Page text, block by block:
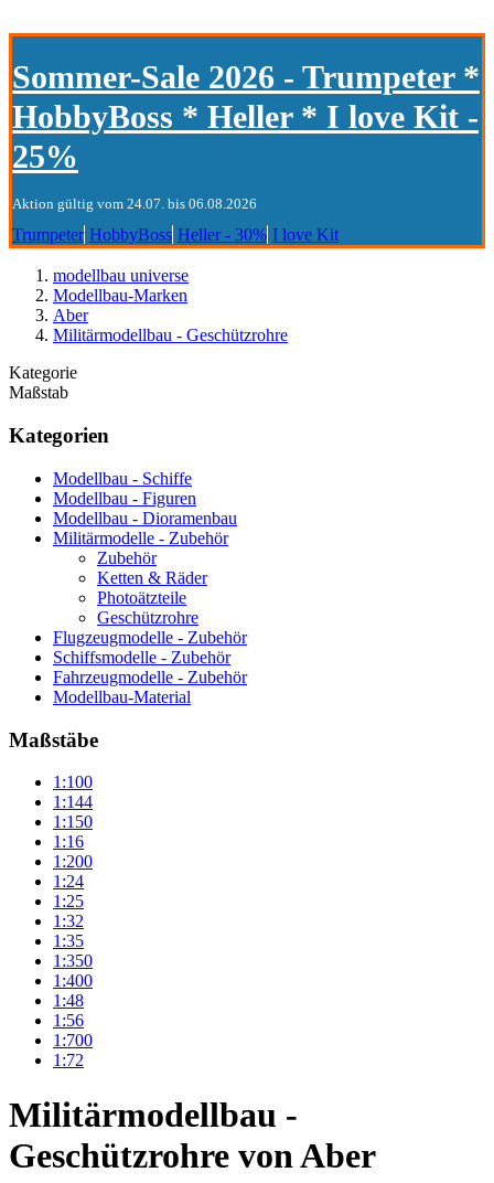
Sommer-Sale 2026 - Trumpeter *
HobbyBoss * Heller * I love Kit -
25%
Aktion gültig vom 24.07. bis 06.08.2026
Trumpeter HobbyBoss Heller - 30% I love Kit
modellbau universe
Modellbau-Marken
Aber
Militärmodellbau - Geschützrohre
Kategorie
Maßstab
Kategorien
Modellbau - Schiffe
Modellbau - Figuren
Modellbau - Dioramenbau
Militärmodelle - Zubehör
Zubehör
Ketten & Räder
Photoätzteile
Geschützrohre
Flugzeugmodelle - Zubehör
Schiffsmodelle - Zubehör
Fahrzeugmodelle - Zubehör
Modellbau-Material
Maßstäbe
1:100
1:144
1:150
1:16
1:200
1:24
1:25
1:32
1:35
1:350
1:400
1:48
1:56
1:700
1:72
Militärmodellbau -
Geschützrohre von Aber